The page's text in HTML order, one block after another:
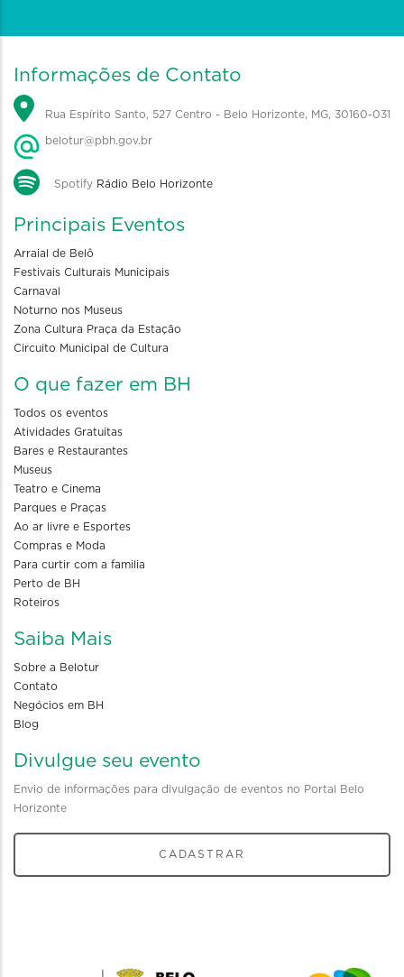
Informações de Contato
Rua Espírito Santo, 527 Centro - Belo Horizonte, MG, 30160-031
belotur@pbh.gov.br
Spotify Rádio Belo Horizonte
Principais Eventos
Arraial de Belô
Festivais Culturais Municipais
Carnaval
Noturno nos Museus
Zona Cultura Praça da Estação
Circuito Municipal de Cultura
O que fazer em BH
Todos os eventos
Atividades Gratuitas
Bares e Restaurantes
Museus
Teatro e Cinema
Parques e Praças
Ao ar livre e Esportes
Compras e Moda
Para curtir com a familia
Perto de BH
Roteiros
Saiba Mais
Sobre a Belotur
Contato
Negócios em BH
Blog
Divulgue seu evento
Envio de informações para divulgação de eventos no Portal Belo
Horizonte
CADASTRAR